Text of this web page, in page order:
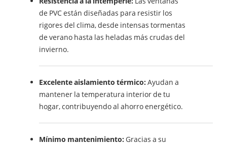
de PVC están diseñadas para resistir los
rigores del clima, desde intensas tormentas
de verano hasta las heladas más crudas del
invierno.
Excelente aislamiento térmico: Ayudan a
mantener la temperatura interior de tu
hogar, contribuyendo al ahorro energético.
Mínimo mantenimiento: Gracias a su